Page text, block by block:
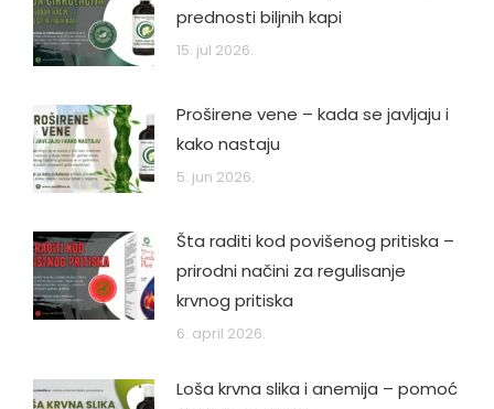
prednosti biljnih kapi
15. jul 2026.
Proširene vene – kada se javljaju i
kako nastaju
5. jun 2026.
Šta raditi kod povišenog pritiska –
prirodni načini za regulisanje
krvnog pritiska
6. april 2026.
Loša krvna slika i anemija – pomoć